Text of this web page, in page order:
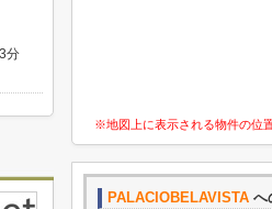
※地図上に表示される物件の位
PALACIOBELAVISTA へ
分